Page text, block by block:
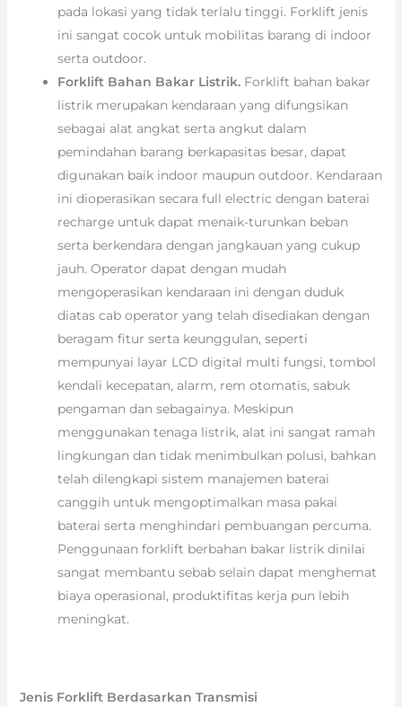
pada lokasi yang tidak terlalu tinggi. Forklift jenis
ini sangat cocok untuk mobilitas barang di indoor
serta outdoor.
Forklift Bahan Bakar Listrik. Forklift bahan bakar
listrik merupakan kendaraan yang difungsikan
sebagai alat angkat serta angkut dalam
pemindahan barang berkapasitas besar, dapat
digunakan baik indoor maupun outdoor. Kendaraan
ini dioperasikan secara full electric dengan baterai
recharge untuk dapat menaik-turunkan beban
serta berkendara dengan jangkauan yang cukup
jauh. Operator dapat dengan mudah
mengoperasikan kendaraan ini dengan duduk
diatas cab operator yang telah disediakan dengan
beragam fitur serta keunggulan, seperti
mempunyai layar LCD digital multi fungsi, tombol
kendali kecepatan, alarm, rem otomatis, sabuk
pengaman dan sebagainya. Meskipun
menggunakan tenaga listrik, alat ini sangat ramah
lingkungan dan tidak menimbulkan polusi, bahkan
telah dilengkapi sistem manajemen baterai
canggih untuk mengoptimalkan masa pakai
baterai serta menghindari pembuangan percuma.
Penggunaan forklift berbahan bakar listrik dinilai
sangat membantu sebab selain dapat menghemat
biaya operasional, produktifitas kerja pun lebih
meningkat.
Jenis Forklift Berdasarkan Transmisi